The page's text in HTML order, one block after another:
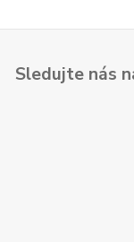
Sledujte nás